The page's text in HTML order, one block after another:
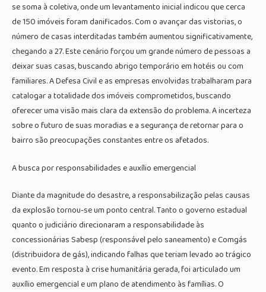
se soma à coletiva, onde um levantamento inicial indicou que cerca
de 150 imóveis foram danificados. Com o avançar das vistorias, o
número de casas interditadas também aumentou significativamente,
chegando a 27. Este cenário forçou um grande número de pessoas a
deixar suas casas, buscando abrigo temporário em hotéis ou com
familiares. A Defesa Civil e as empresas envolvidas trabalharam para
catalogar a totalidade dos imóveis comprometidos, buscando
oferecer uma visão mais clara da extensão do problema. A incerteza
sobre o futuro de suas moradias e a segurança de retornar para o
bairro são preocupações constantes entre os afetados.
A busca por responsabilidades e auxílio emergencial
Diante da magnitude do desastre, a responsabilização pelas causas
da explosão tornou-se um ponto central. Tanto o governo estadual
quanto o judiciário direcionaram a responsabilidade às
concessionárias Sabesp (responsável pelo saneamento) e Comgás
(distribuidora de gás), indicando falhas que teriam levado ao trágico
evento. Em resposta à crise humanitária gerada, foi articulado um
auxílio emergencial e um plano de atendimento às famílias. O